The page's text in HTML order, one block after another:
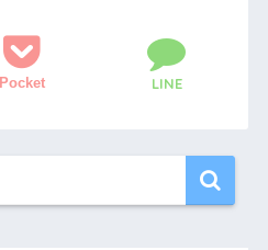
Pocket LINE